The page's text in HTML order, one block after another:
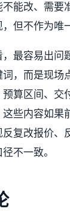
能改、需要
但不作为唯
最容易出问
，而是现场
预算区间、交
些内容如果
复改报价、
不一致。